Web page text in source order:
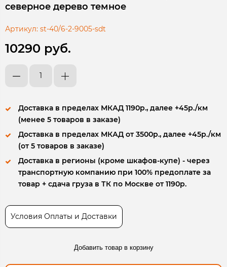
северное дерево темное
Артикул: st-40/6-2-9005-sdt
10290 руб.
Доставка в пределах МКАД 1190р., далее +45р./км
(менее 5 товаров в заказе)
Доставка в пределах МКАД от 3500р., далее +45р./км
(от 5 товаров в заказе)
Доставка в регионы (кроме шкафов-купе) - через
транспортную компанию при 100% предоплате за
товар + сдача груза в ТК по Москве от 1190р.
Условия Оплаты и Доставки
Добавить товар в корзину